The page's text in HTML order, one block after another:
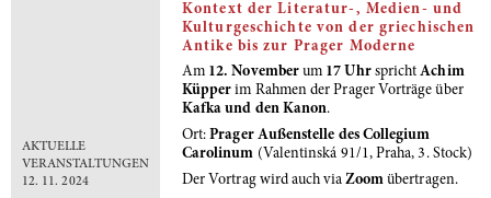
AKTUELLE
VERANSTALTUNGEN
12. 11. 2024
Kontext der Literatur-, Medien- und
Kulturgeschichte von der griechischen
Antike bis zur Prager Moderne
Am 12. Novemberum 17 Uhr sprichtAchim
Küpper im Rahmen der Prager Vorträge über
Kafka und den Kanon.
Ort:Prager Außenstelle des Collegium
Carolinum (Valentinská 91/1, Praha, 3. Stock)
Der Vortrag wird auch via Zoomübertragen.